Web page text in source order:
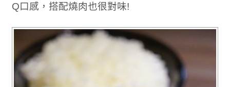
Q口感，搭配燒肉也很對味!